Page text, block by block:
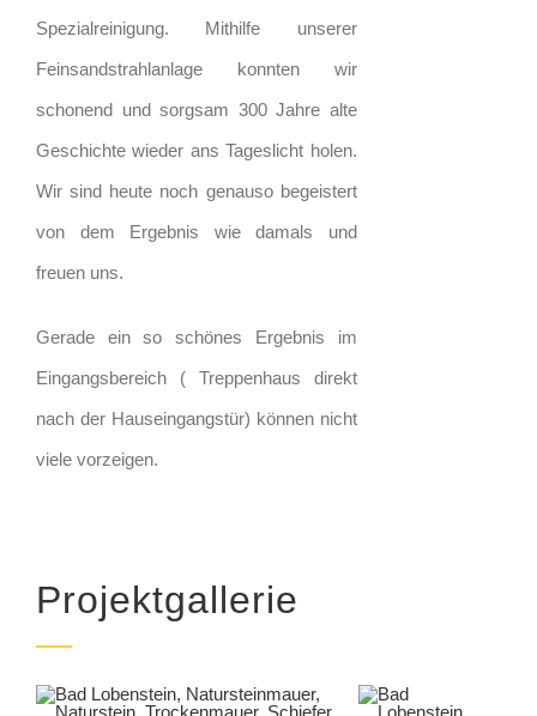
Spezialreinigung. Mithilfe unserer
Feinsandstrahlanlage konnten wir
schonend und sorgsam 300 Jahre alte
Geschichte wieder ans Tageslicht holen.
Wir sind heute noch genauso begeistert
von dem Ergebnis wie damals und
freuen uns.
Gerade ein so schönes Ergebnis im
Eingangsbereich ( Treppenhaus direkt
nach der Hauseingangstür) können nicht
viele vorzeigen.
Projektgallerie